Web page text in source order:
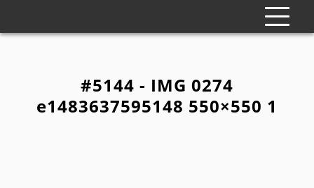
#5144 - IMG 0274
e1483637595148 550×550 1